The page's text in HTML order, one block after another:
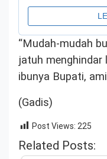
“Mudah-mudah
jatuh menghindar
ibunya Bupati,
(Gadis)
Post Views: 225
Related Posts: